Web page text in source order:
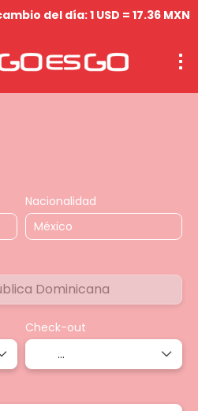
del día: 1 USD = 17.36 MXN
Nacionalidad
Check-out